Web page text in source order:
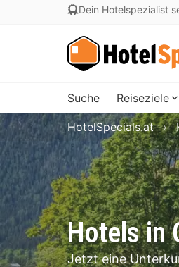
Dein Hotelspezialist
Suche Reiseziele
Hotels in
Jetzt eine
HotelSpecials.at